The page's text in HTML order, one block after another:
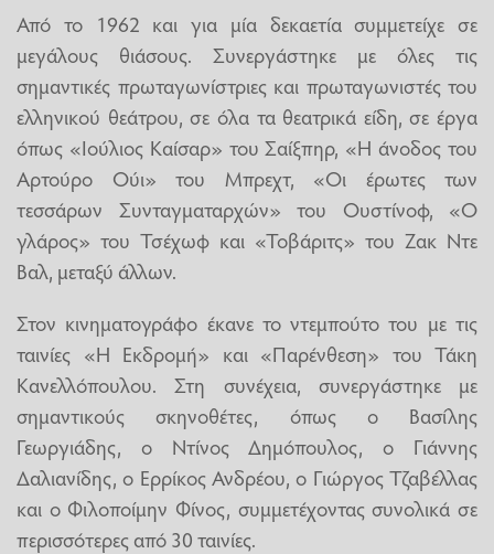
Από το 1962 και για μία δεκαετία συμμετείχε σε
μεγάλους θιάσους. Συνεργάστηκε με όλες τις
σημαντικές πρωταγωνίστριες και πρωταγωνιστές του
ελληνικού θεάτρου, σε όλα τα θεατρικά είδη, σε έργα
όπως «Ιούλιος Καίσαρ» του Σαίξπηρ, «Η άνοδος του
Αρτούρο Ούι» του Μπρεχτ, «Οι έρωτες των
τεσσάρων Συνταγματαρχών» του Ουστίνοφ, «Ο
γλάρος» του Τσέχωφ και «Τοβάριτς» του Ζακ Ντε
Βαλ, μεταξύ άλλων.
Στον κινηματογράφο έκανε το ντεμπούτο του με τις
ταινίες «Η Εκδρομή» και «Παρένθεση» του Τάκη
Κανελλόπουλου. Στη συνέχεια, συνεργάστηκε με
σημαντικούς σκηνοθέτες, όπως ο Βασίλης
Γεωργιάδης, ο Ντίνος Δημόπουλος, ο Γιάννης
Δαλιανίδης, ο Ερρίκος Ανδρέου, ο Γιώργος Τζαβέλλας
και ο Φιλοποίμην Φίνος, συμμετέχοντας συνολικά σε
περισσότερες από 30 ταινίες.